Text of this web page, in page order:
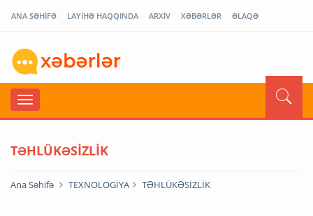
ANA SƏHİFƏ LAYİHƏ HAQQINDA ARXİV XƏBƏRLƏR ƏLAQƏ
TƏHLÜKƏSİZLİK
Ana Səhifə TEXNOLOGİYA TƏHLÜKƏSİZLİK